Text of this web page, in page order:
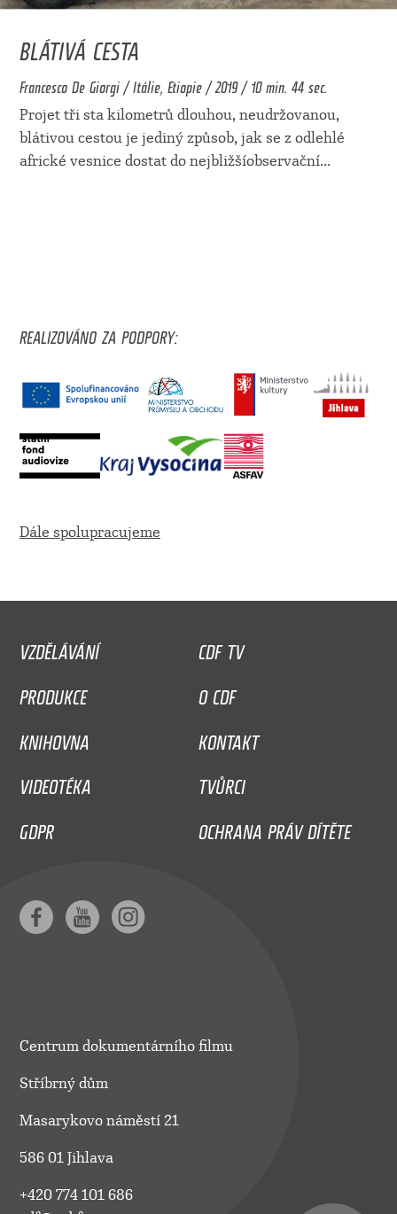
BLÁTIVÁ CESTA
Francesco De Giorgi / Itálie, Etiopie / 2019 / 10 min. 44 sec.
Projet tři sta kilometrů dlouhou, neudržovanou,
blátivou cestou je jediný způsob, jak se z odlehlé
africké vesnice dostat do nejbližšíobservační...
REALIZOVÁNO ZA PODPORY:
Dále spolupracujeme
VZDĚLÁVÁNÍ
CDF TV
PRODUKCE
O CDF
KNIHOVNA
KONTAKT
VIDEOTÉKA
TVŮRCI
GDPR
OCHRANA PRÁV DÍTĚTE
Centrum dokumentárního filmu
Stříbrný dům
Masarykovo náměstí 21
586 01 Jihlava
+420 774 101 686